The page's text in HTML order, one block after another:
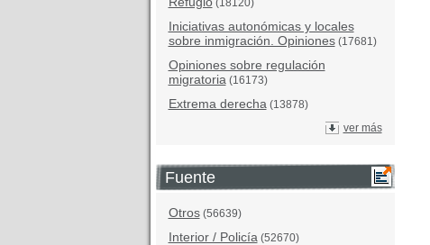
(18120)
Iniciativas autonómicas y locales
sobre inmigración. Opiniones(17681)
Opiniones sobre regulación
migratoria(16173)
Extrema derecha(13878)
ver más
Fuente
Otros(56639)
Interior / Policía(52670)